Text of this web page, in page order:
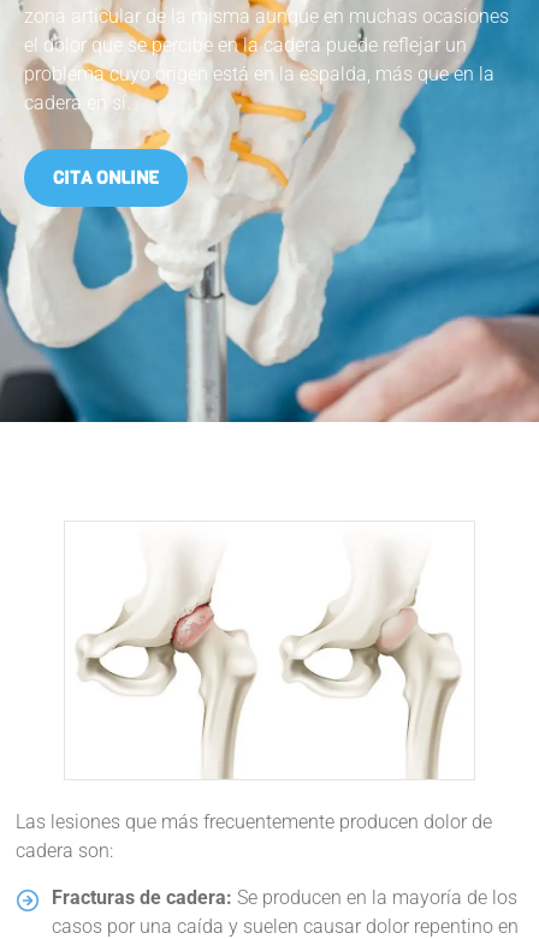
zona articular de la misma aunque en muchas ocasiones
el dolor que se percibe en la cadera puede reflejar un
problema cuyo origen está en la espalda, más que en la
cadera en sí.
CITA ONLINE
Las lesiones que más frecuentemente producen dolor de
cadera son:
Fracturas de cadera: Se producen en la mayoría de los
casos por una caída y suelen causar dolor repentino en